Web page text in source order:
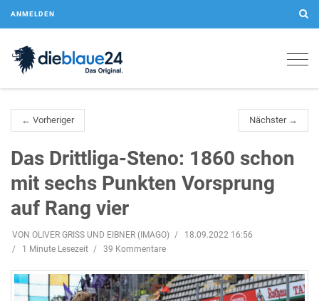
ANMELDEN
← Vorheriger Nächster →
Das Drittliga-Steno: 1860 schon
mit sechs Punkten Vorsprung
auf Rang vier
VON OLIVER GRISS UND EIBNER (IMAGO)
18.09.2022 16:56
1 Minute Lesezeit
39 Kommentare